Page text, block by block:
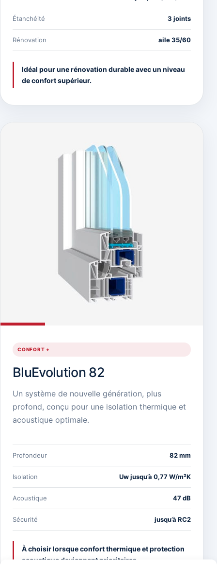
Étanchéité 3 joints
Rénovation aile 35/60
Idéal pour une rénovation durable avec un niveau
de confort supérieur.
CONFORT +
BluEvolution 82
Un système de nouvelle génération, plus
profond, conçu pour une isolation thermique et
acoustique optimale.
Profondeur 82 mm
Isolation Uw jusqu’à 0,77 W/m²K
Acoustique 47 dB
Sécurité jusqu’à RC2
À choisir lorsque confort thermique et protection
acoustique deviennent prioritaires.